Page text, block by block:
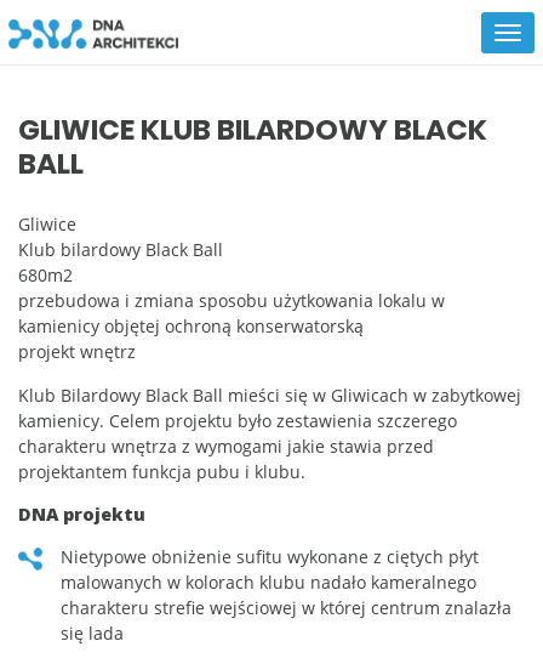
GLIWICE KLUB BILARDOWY BLACK
BALL
Gliwice
Klub bilardowy Black Ball
680m2
przebudowa i zmiana sposobu użytkowania lokalu w
kamienicy objętej ochroną konserwatorską
projekt wnętrz
Klub Bilardowy Black Ball mieści się w Gliwicach w zabytkowej
kamienicy. Celem projektu było zestawienia szczerego
charakteru wnętrza z wymogami jakie stawia przed
projektantem funkcja pubu i klubu.
DNA projektu
nietypowe obniżenie sufitu wykonane z ciętych płyt
malowanych w kolorach klubu nadało kameralnego
charakteru strefie wejściowej w której centrum znalazła
się lada